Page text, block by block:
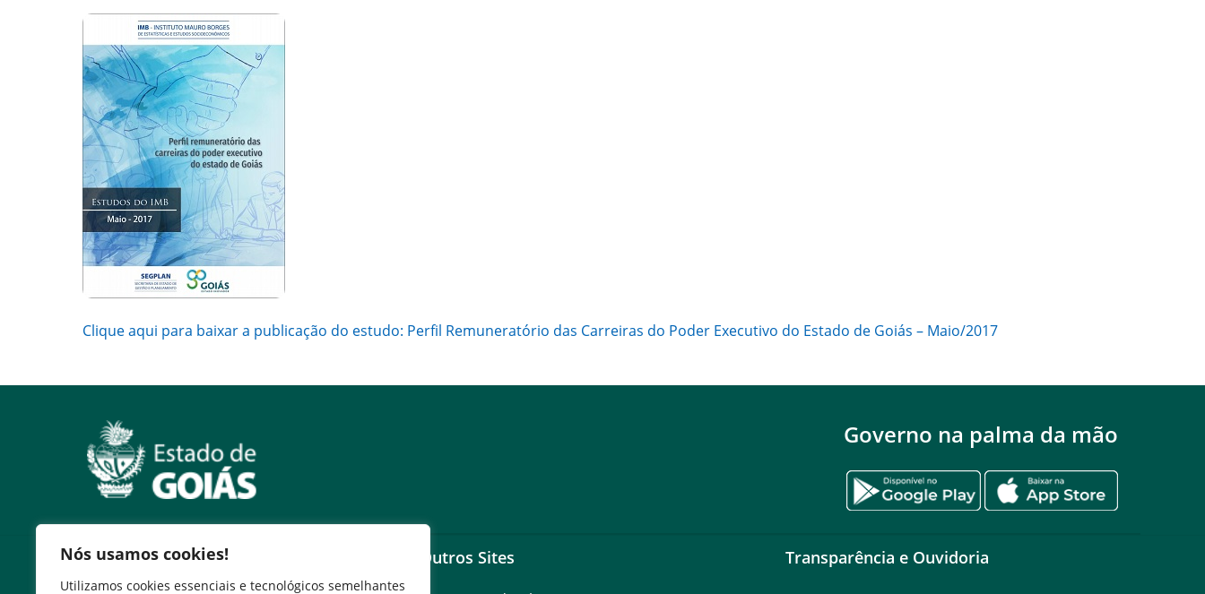
Nós usamos cookies!
Utilizamos cookies essenciais e tecnológicos semelhantes
Clique aqui para baixar a publicação do estudo: Perfil Remuneratório das Carreiras do Poder Executivo do Estado de Goiás – Maio/2017
Governo na palma da mão
Serviços Outros Sites Transparência e Ouvidoria